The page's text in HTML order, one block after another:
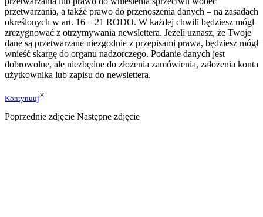
przetwarzania, a także prawo do przenoszenia danych – na zasadach
określonych w art. 16 – 21 RODO. W każdej chwili będziesz mógł
zrezygnować z otrzymywania newslettera. Jeżeli uznasz, że Twoje
dane są przetwarzane niezgodnie z przepisami prawa, będziesz mógł
wnieść skargę do organu nadzorczego. Podanie danych jest
dobrowolne, ale niezbędne do złożenia zamówienia, założenia konta
użytkownika lub zapisu do newslettera.
Kontynuuj×
Poprzednie zdjęcie Następne zdjęcie